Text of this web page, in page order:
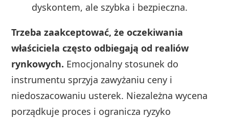
dyskontem, ale szybka i bezpieczna.
Trzeba zaakceptować, że oczekiwania
właściciela często odbiegają od realiów
rynkowych. Emocjonalny stosunek do
instrumentu sprzyja zawyżaniu ceny i
niedoszacowaniu usterek. Niezależna wycena
porządkuje proces i ogranicza ryzyko